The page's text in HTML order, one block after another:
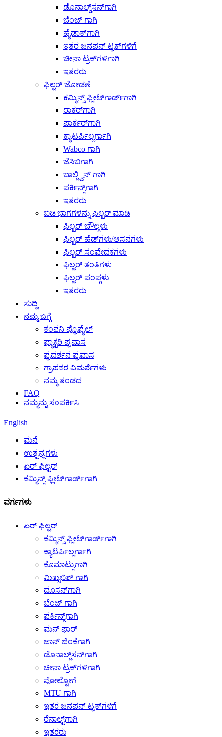
ಡೊನಾಲ್ಡ್‌ಸನ್‌ಗಾಗಿ
ಬೆಂಜ್ ಗಾಗಿ
ಹೈಡಾಕ್‌ಗಾಗಿ
ಇತರ ಜನಪನ್ ಟ್ರಕ್‌ಗಳಿಗೆ
ಚೀನಾ ಟ್ರಕ್‌ಗಳಿಗಾಗಿ
ಇತರರು
ಫಿಲ್ಟರ್ ಜೋಡಣೆ
ಕಮ್ಮಿನ್ಸ್ ಫ್ಲೀಟ್‌ಗಾರ್ಡ್‌ಗಾಗಿ
ರಾಕರ್‌ಗಾಗಿ
ಪಾರ್ಕರ್‌ಗಾಗಿ
ಕ್ಯಾಟರ್ಪಿಲ್ಲರ್ಗಾಗಿ
Wabco ಗಾಗಿ
ಜೆಸಿಬಿಗಾಗಿ
ಬಾಲ್ಡ್ವಿನ್ ಗಾಗಿ
ಪರ್ಕಿನ್ಸ್‌ಗಾಗಿ
ಇತರರು
ಬಿಡಿ ಭಾಗಗಳನ್ನು ಫಿಲ್ಟರ್ ಮಾಡಿ
ಫಿಲ್ಟರ್ ಬೌಲ್ಗಳು
ಫಿಲ್ಟರ್ ಹೆಡ್‌ಗಳು/ಆಸನಗಳು
ಫಿಲ್ಟರ್ ಸಂವೇದಕಗಳು
ಫಿಲ್ಟರ್ ತಂತಿಗಳು
ಫಿಲ್ಟರ್ ಪಂಪ್ಗಳು
ಇತರರು
ಸುದ್ದಿ
ನಮ್ಮ ಬಗ್ಗೆ
ಕಂಪನಿ ಪ್ರೊಫೈಲ್
ಫ್ಯಾಕ್ಟರಿ ಪ್ರವಾಸ
ಪ್ರದರ್ಶನ ಪ್ರವಾಸ
ಗ್ರಾಹಕರ ವಿಮರ್ಶೆಗಳು
ನಮ್ಮ ತಂಡದ
FAQ
ನಮ್ಮನ್ನು ಸಂಪರ್ಕಿಸಿ
English
ಮನೆ
ಉತ್ಪನ್ನಗಳು
ಏರ್ ಫಿಲ್ಟರ್
ಕಮ್ಮಿನ್ಸ್ ಫ್ಲೀಟ್‌ಗಾರ್ಡ್‌ಗಾಗಿ
ವರ್ಗಗಳು
ಏರ್ ಫಿಲ್ಟರ್
ಕಮ್ಮಿನ್ಸ್ ಫ್ಲೀಟ್‌ಗಾರ್ಡ್‌ಗಾಗಿ
ಕ್ಯಾಟರ್ಪಿಲ್ಲರ್ಗಾಗಿ
ಕೊಮಾಟ್ಸುಗಾಗಿ
ಮಿತ್ಸುಬಿಶ್ ಗಾಗಿ
ದೂಸನ್‌ಗಾಗಿ
ಬೆಂಜ್ ಗಾಗಿ
ಪರ್ಕಿನ್ಸ್‌ಗಾಗಿ
ಮನ್ ಫಾರ್
ಜಾನ್ ಜಿಂಕೆಗಾಗಿ
ಡೊನಾಲ್ಡ್‌ಸನ್‌ಗಾಗಿ
ಚೀನಾ ಟ್ರಕ್‌ಗಳಿಗಾಗಿ
ವೋಲ್ವೋಗೆ
MTU ಗಾಗಿ
ಇತರ ಜನಪನ್ ಟ್ರಕ್‌ಗಳಿಗೆ
ರೆನಾಲ್ಟ್‌ಗಾಗಿ
ಇತರರು